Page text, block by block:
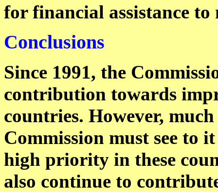
for financial assistance
Conclusions
Since 1991, the
contribution towards
countries. However,
Commission must see to
high priority in these
also continue to